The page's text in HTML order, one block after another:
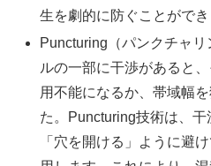
生を劇的に防ぐことができ
Puncturing（パンクチャ
ルの一部に干渉があると
用不能になるか、帯域幅
た。Puncturing技術は、
「穴を開ける」ように避